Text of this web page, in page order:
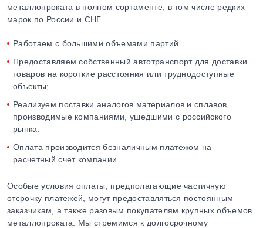
металлопроката в полном сортаменте, в том числе редких
марок по России и СНГ.
Работаем с большими объемами партий.
Предоставляем собственный автотранспорт для доставки
товаров на короткие расстояния или труднодоступные
объекты;
Реализуем поставки аналогов материалов и сплавов,
производимые компаниями, ушедшими с российского
рынка.
Оплата производится безналичным платежом на
расчетный счет компании.
Особые условия оплаты, предполагающие частичную
отсрочку платежей, могут предоставляться постоянным
заказчикам, а также разовым покупателям крупных объемов
металлопроката. Мы стремимся к долгосрочному